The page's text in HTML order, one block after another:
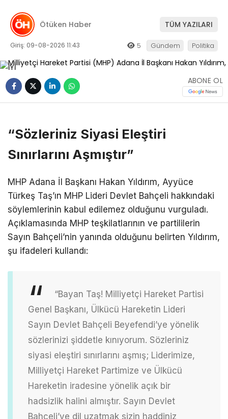
Ötüken Haber TÜM YAZILARI
Giriş: 09-08-2026 11:43 5 Gündem Politika
ABONE OL
“Sözleriniz Siyasi Eleştiri
Sınırlarını Aşmıştır”
MHP Adana İl Başkanı Hakan Yıldırım, Ayyüce
Türkeş Taş’ın MHP Lideri Devlet Bahçeli hakkındaki
söylemlerinin kabul edilemez olduğunu vurguladı.
Açıklamasında MHP teşkilatlarının ve partililerin
Sayın Bahçeli’nin yanında olduğunu belirten Yıldırım,
şu ifadeleri kullandı:
“Bayan Taş! Milliyetçi Hareket Partisi
Genel Başkanı, Ülkücü Hareketin Lideri
Sayın Devlet Bahçeli Beyefendi’ye yönelik
sözlerinizi şiddetle kınıyorum. Sözleriniz
siyasi eleştiri sınırlarını aşmış; Liderimize,
Milliyetçi Hareket Partimize ve Ülkücü
Hareketin iradesine yönelik açık bir
hadsizlik halini almıştır. Sayın Devlet
Bahçeli’ye dil uzatmak sizin haddiniz